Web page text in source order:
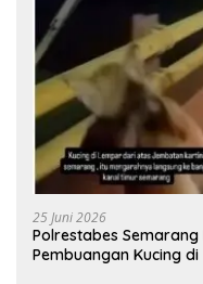
25 Juni 2026
Polrestabes
Pembuangan Kucing